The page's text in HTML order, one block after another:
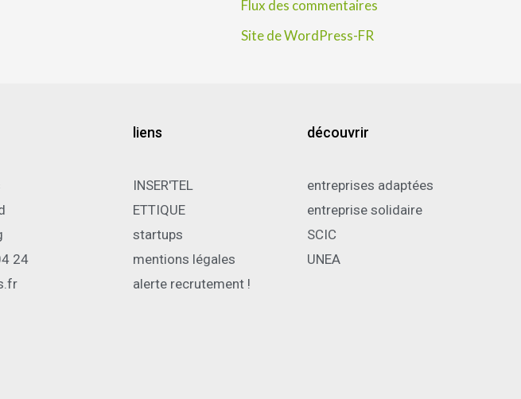
Flux des commentaires
Site de WordPress-FR
24
liens
INSER'TEL
ETTIQUE
startups
mentions légales
alerte recrutement !
découvrir
entreprises adaptées
entreprise solidaire
SCIC
UNEA